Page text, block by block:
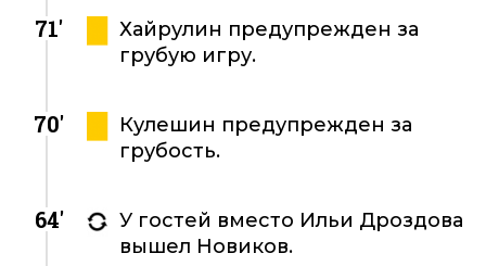
71'
Хайрулин предупрежден за
грубую игру.
70'
Кулешин предупрежден за
грубость.
64'
У гостей вместо Ильи Дроздова
вышел Новиков.